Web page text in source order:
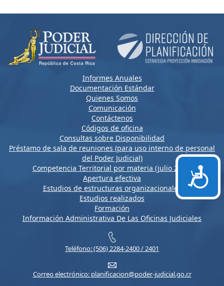
Informes Anuales
Documentación Estándar
Quienes Somos
Comunicación
Contáctenos
Códigos de oficina
Consultas sobre Disponibilidad
Préstamo de sala de reuniones (para uso interno de personal
del Poder Judicial)
Competencia Territorial por materia (julio 2026)
Apertura efectiva
Estudios de estructuras organizacionales
Estudios realizados
Formación
Información Administrativa De Las Oficinas Judiciales
Teléfono: (506) 2284-2400 / 2401
Correo electrónico: planificacion@poder-judicial.go.cr